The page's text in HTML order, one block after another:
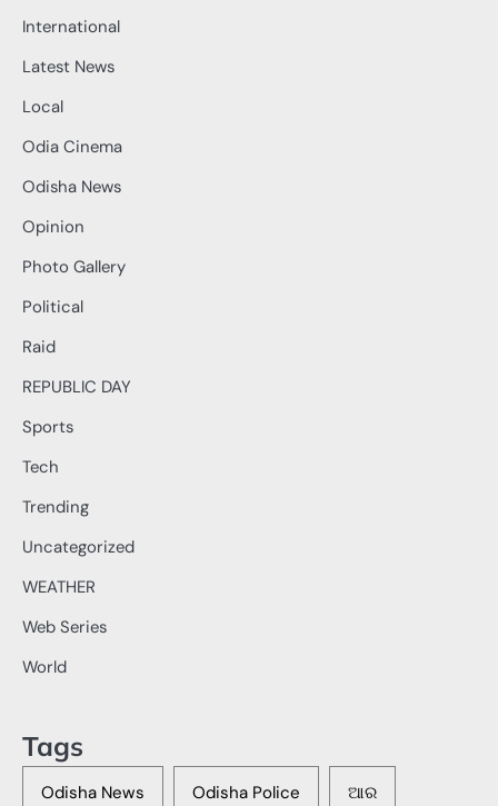
International
Latest News
Local
Odia Cinema
Odisha News
Opinion
Photo Gallery
Political
Raid
REPUBLIC DAY
Sports
Tech
Trending
Uncategorized
WEATHER
Web Series
World
Tags
Odisha News Odisha Police ଆର